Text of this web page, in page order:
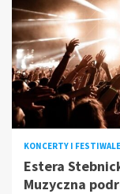
KONCERTY I FESTIWALE
Estera
Muzyczna